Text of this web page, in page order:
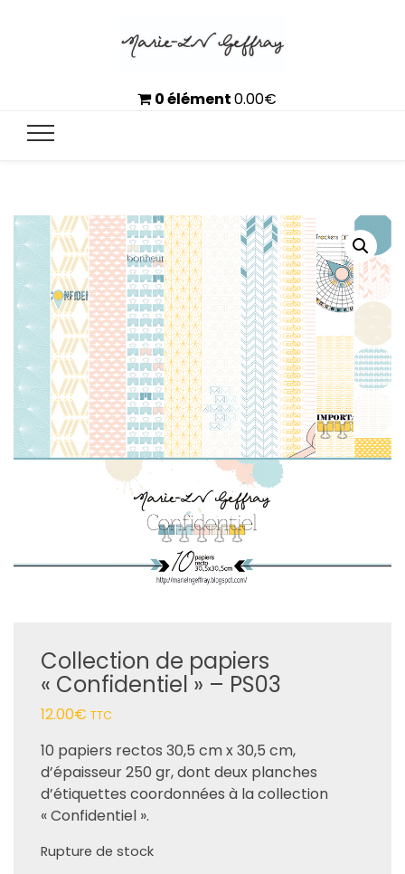
0 élément0.00€
Collection de papiers
« Confidentiel » – PS03
12.00€ TTC
10 papiers rectos 30,5 cm x 30,5 cm,
d’épaisseur 250 gr, dont deux planches
d’étiquettes coordonnées à la collection
« Confidentiel ».
Rupture de stock